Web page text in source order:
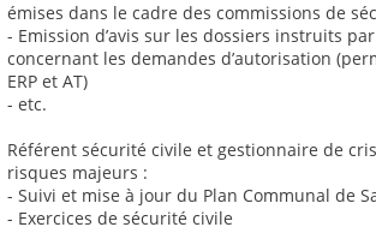
émises dans le cadre des commissions de
- Emission d’avis sur les dossiers instruits
concernant les demandes d’autorisation
ERP et AT)
- etc.
Référent sécurité civile et gestionnaire de
risques majeurs :
- Suivi et mise à jour du Plan Communal de
- Exercices de sécurité civile